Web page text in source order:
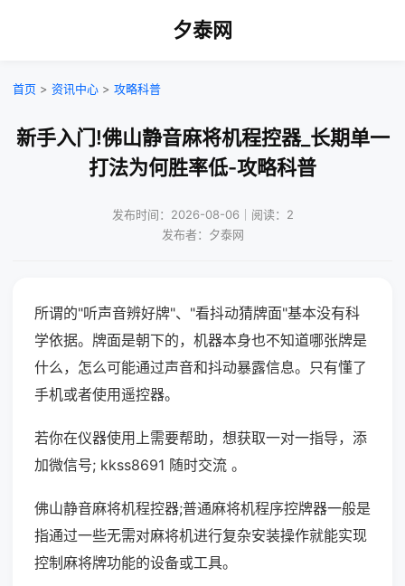
夕泰网
首页 > 资讯中心 > 攻略科普
新手入门!佛山静音麻将机程控器_长期单一
打法为何胜率低-攻略科普
发布时间：2026-08-06｜阅读：2
发布者：夕泰网
所谓的"听声音辨好牌"、"看抖动猜牌面"基本没有科
学依据。牌面是朝下的，机器本身也不知道哪张牌是
什么，怎么可能通过声音和抖动暴露信息。只有懂了
手机或者使用遥控器。
若你在仪器使用上需要帮助，想获取一对一指导，添
加微信号; kkss8691 随时交流 。
佛山静音麻将机程控器;普通麻将机程序控牌器一般是
指通过一些无需对麻将机进行复杂安装操作就能实现
控制麻将牌功能的设备或工具。